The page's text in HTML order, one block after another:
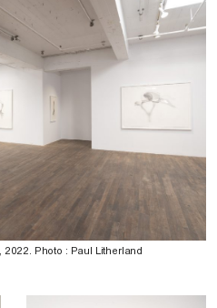
, 2022. Photo : Paul Litherland